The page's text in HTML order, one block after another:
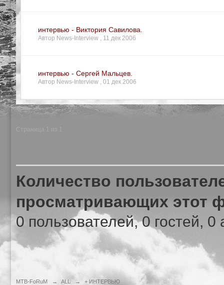
интервью - Виктория Савилова.
Автор News-Interview , 11 дек 2006
интервью - Сергей Мальцев.
Автор News-Interview , 01 дек 2006
Страница 1 из 1
Количество
просматривающих этот
0 пользователей, 0 гостей,
MTB-FoRuM → ALL → + ИНТЕРВЬЮ